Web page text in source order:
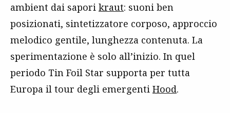
ambient dai sapori kraut: suoni ben
posizionati, sintetizzatore corposo, approccio
melodico gentile, lunghezza contenuta. La
sperimentazione è solo all’inizio. In quel
periodo Tin Foil Star supporta per tutta
Europa il tour degli emergenti Hood.